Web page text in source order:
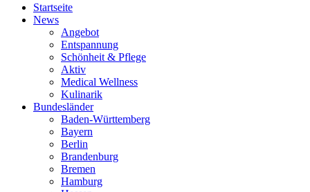
Startseite
News
Angebot
Entspannung
Schönheit & Pflege
Aktiv
Medical Wellness
Kulinarik
Bundesländer
Baden-Württemberg
Bayern
Berlin
Brandenburg
Bremen
Hamburg